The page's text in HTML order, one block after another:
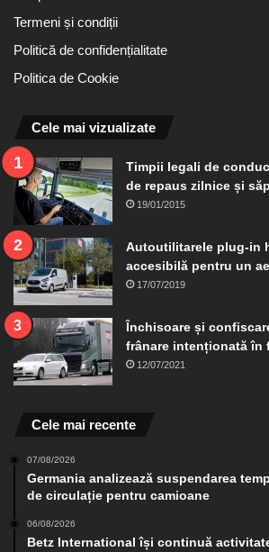
Termeni și condiții
Politică de confidențialitate
Politica de Cookie
Cele mai vizualizate
Timpii legali de
de repaus zilnice și
19/01/2015
Autoutilitarele plug-in
accesibilă pentru un
17/07/2019
Închisoare și
frânare intenționată în
12/07/2021
Cele mai recente
07/08/2026
Germania analizează suspendarea
de circulație pentru camioane
06/08/2026
Betz International își continuă